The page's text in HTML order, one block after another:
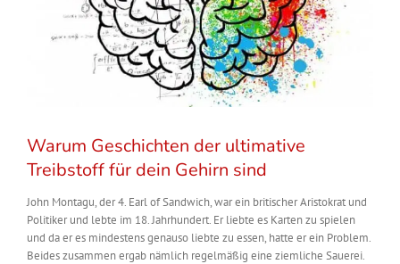
Warum Geschichten der ultimative
Treibstoff für dein Gehirn sind
John Montagu, der 4. Earl of Sandwich, war ein britischer Aristokrat und
Politiker und lebte im 18. Jahrhundert. Er liebte es Karten zu spielen
und da er es mindestens genauso liebte zu essen, hatte er ein Problem.
Beides zusammen ergab nämlich regelmäßig eine ziemliche Sauerei.